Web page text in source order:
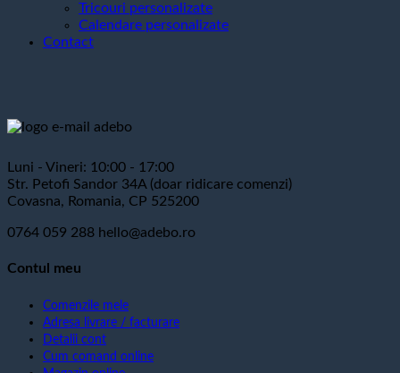
Tricouri personalizate
Calendare personalizate
Contact
Luni - Vineri: 10:00 - 17:00
Str. Petofi Sandor 34A (doar ridicare comenzi)
Covasna, Romania, CP 525200
0764 059 288 hello@adebo.ro
Contul meu
Comenzile mele
Adresa livrare / facturare
Detalii cont
Cum comand online